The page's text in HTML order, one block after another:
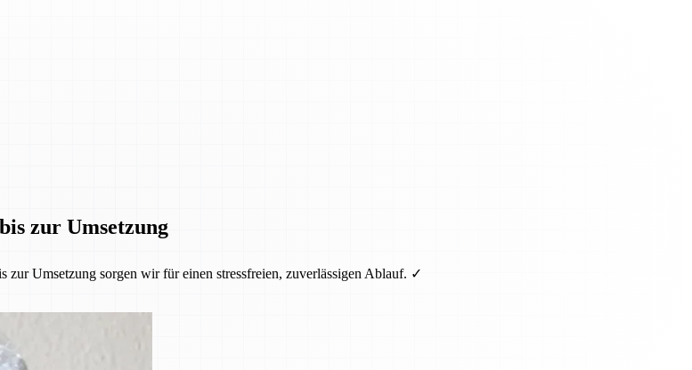
zur Umsetzung
Umsetzung sorgen wir für einen stressfreien, zuverlässigen Ablauf. ✓